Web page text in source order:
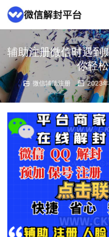
辅助注册微信时遇到
你轻
微信辅助注册 2023年